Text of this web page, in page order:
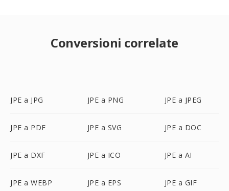
Conversioni correlate
JPE a JPG JPE a PNG JPE a JPEG
JPE a PDF JPE a SVG JPE a DOC
JPE a DXF JPE a ICO JPE a AI
JPE a WEBP JPE a EPS JPE a GIF